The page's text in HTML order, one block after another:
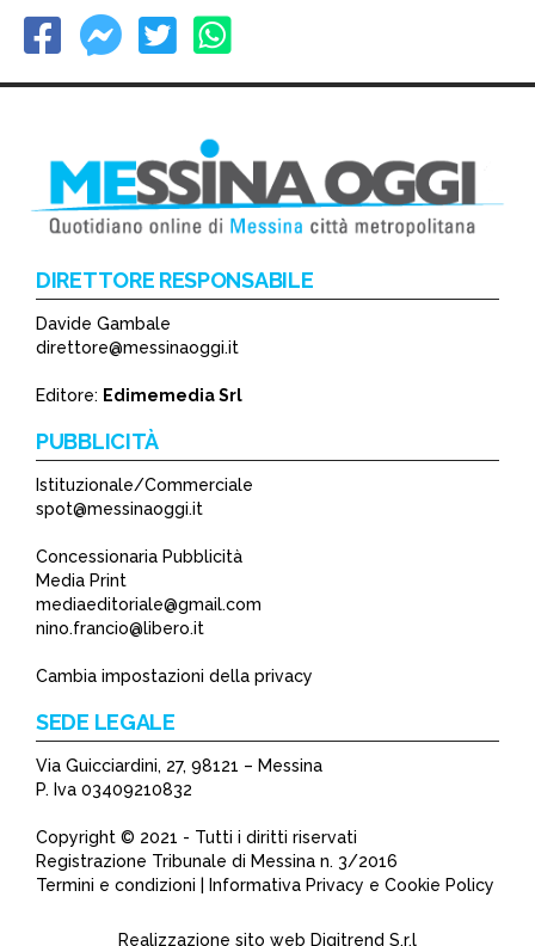
DIRETTORE RESPONSABILE
Davide Gambale
direttore@messinaoggi.it
Editore: Edimemedia Srl
PUBBLICITÀ
Istituzionale/Commerciale
spot@messinaoggi.it
Concessionaria Pubblicità
Media Print
mediaeditoriale@gmail.com
nino.francio@libero.it
Cambia impostazioni della privacy
SEDE LEGALE
Via Guicciardini, 27, 98121 – Messina
P. Iva 03409210832
Copyright © 2021 - Tutti i diritti riservati
Registrazione Tribunale di Messina n. 3/2016
Termini e condizioni | Informativa Privacy e Cookie Policy
Realizzazione sito web Digitrend S.r.l